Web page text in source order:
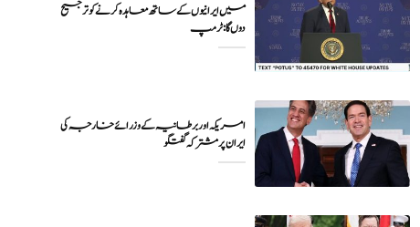
میں ایرانیوں کے ساتھ معاہدہ کرنے کو ترجیح
دوں گا : ٹرمپ
امریکہ اور برطانیہ کے وزرائے خارجہ کی
ایران پر مشترکہ گفتگو